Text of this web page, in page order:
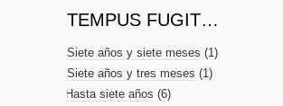
TEMPUS FUGIT…
Siete años y siete meses (1)
Siete años y tres meses (1)
Hasta siete años (6)